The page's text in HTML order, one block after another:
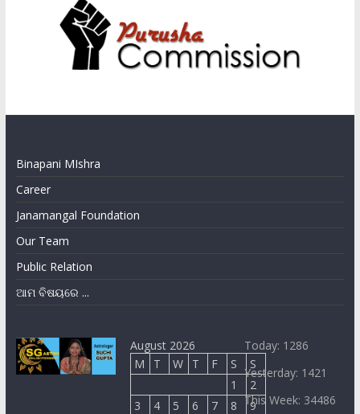
Binapani MIshra
Career
Janamangal Foundation
Our Team
Public Relation
ଆମ ବିଷୟରେ ...
August 2026
M
T W T F S
S
1
2
3
4 5 6 7 8
9
Today: 1286
Yesterday: 1421
This Week: 34486